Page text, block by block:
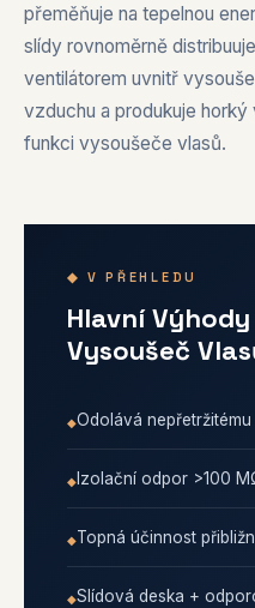
přeměňuje na tepelnou
slídy rovnoměrně
ventilátorem uvnitř
vzduchu a produkuje
funkci vysoušeče vlasů.
◆ V PŘEHLEDU
Hlavní
Vysoušeč
Odolává
Izolační odpor >100
Topná účinnost
Slídová deska +